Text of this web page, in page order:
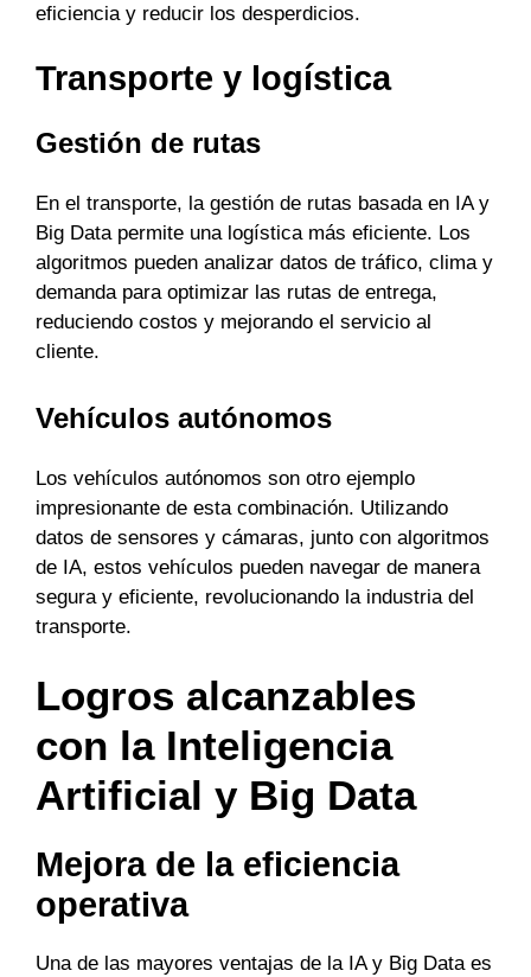
eficiencia y reducir los desperdicios.
Transporte y logística
Gestión de rutas
En el transporte, la gestión de rutas basada en IA y
Big Data permite una logística más eficiente. Los
algoritmos pueden analizar datos de tráfico, clima y
demanda para optimizar las rutas de entrega,
reduciendo costos y mejorando el servicio al
cliente.
Vehículos autónomos
Los vehículos autónomos son otro ejemplo
impresionante de esta combinación. Utilizando
datos de sensores y cámaras, junto con algoritmos
de IA, estos vehículos pueden navegar de manera
segura y eficiente, revolucionando la industria del
transporte.
Logros alcanzables
con la Inteligencia
Artificial y Big Data
Mejora de la eficiencia
operativa
Una de las mayores ventajas de la IA y Big Data es